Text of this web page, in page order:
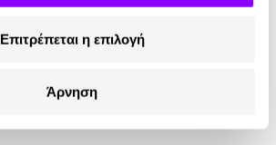
Επιτρέπεται η επιλογή
Άρνηση